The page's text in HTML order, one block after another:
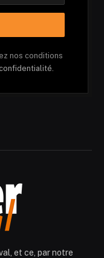
nos conditions
et ce, par notre